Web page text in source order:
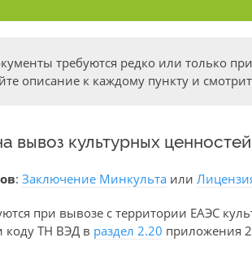
требуются редко или только
описание к каждому пункту и
вывоз культурных ценностей
: Заключение Минкульта или
при вывозе с территории ЕАЭС
ТН ВЭД в раздел 2.20 приложения